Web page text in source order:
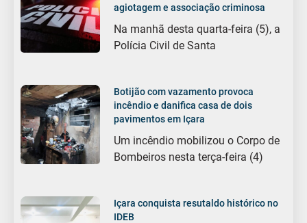
agiotagem e associação criminosa
Na manhã desta quarta-feira (5), a
Polícia Civil de Santa
Botijão com vazamento provoca
incêndio e danifica casa de dois
pavimentos em Içara
Um incêndio mobilizou o Corpo de
Bombeiros nesta terça-feira (4)
Içara conquista resutaldo histórico no
IDEB